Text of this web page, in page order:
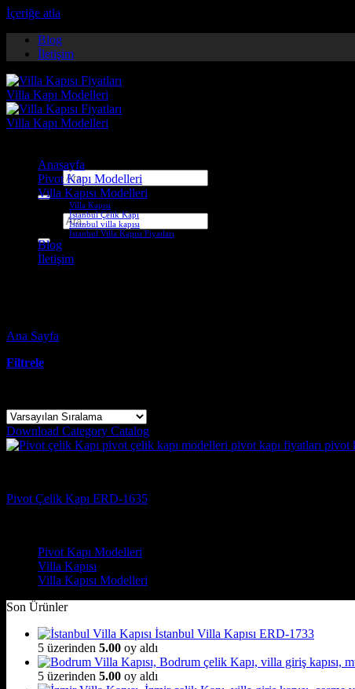
İçeriğe atla
Blog
İletişim
Ara:
Anasayfa
Pivot Kapı Modelleri
Villa Kapısı Modelleri
Villa Kapısı
İstanbul Çelik Kapı
İstanbul villa kapısı
İstanbul Villa Kapısı Fiyatları
Blog
İletişim
Ana Sayfa
Filtrele
Download Category Catalog
Pivot Çelik Kapı ERD-1635
Pivot Kapı Modelleri
Villa Kapısı
Villa Kapısı Modelleri
Son Ürünler
İstanbul Villa Kapısı ERD-1733
5 üzerinden 5.00 oy aldı
5 üzerinden 5.00 oy aldı